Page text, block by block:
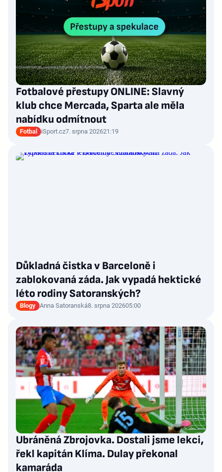
Fotbalové přestupy ONLINE: Slavný
klub chce Mercada, Sparta ale měla
nabídku odmítnout
Fotbal iSport.cz7. srpna 202621:19
Důkladná čistka v Barceloně i
zablokovaná záda. Jak vypadá hektické
léto rodiny Satoranských?
Blogy Anna Satoranská8. srpna 202605:00
Ubráněná Zbrojovka. Dostali jsme lekci,
řekl kapitán Klíma. Dulay překonal
kamaráda